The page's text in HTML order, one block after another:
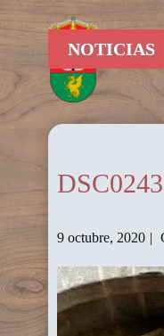
NOTICIAS
9 octubre, 2020